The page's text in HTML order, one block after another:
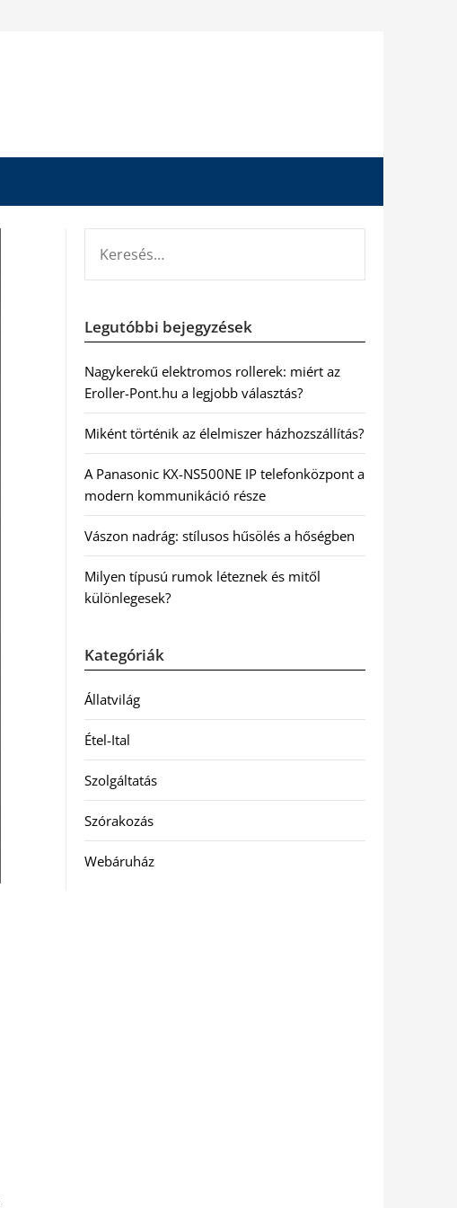
Legutóbbi bejegyzések
Nagykerekű elektromos rollerek: miért az
Eroller-Pont.hu a legjobb választás?
Miként történik az élelmiszer házhozszállítás?
A Panasonic KX-NS500NE IP telefonközpont a
modern kommunikáció része
Vászon nadrág: stílusos hűsölés a hőségben
Milyen típusú rumok léteznek és mitől
különlegesek?
Kategóriák
Állatvilág
Étel-Ital
Szolgáltatás
Szórakozás
Webáruház